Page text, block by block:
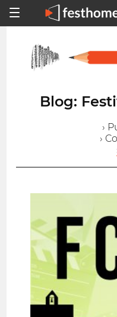
Blog:
›
›